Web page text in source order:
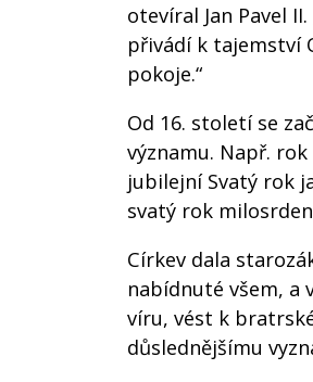
otevíral Jan Pavel
přivádí k tajemství
pokoje.“
Od 16. století se
významu. Např. rok
jubilejní Svatý rok
svatý rok
Církev dala
nabídnuté všem, a
víru, vést k
důslednějšímu